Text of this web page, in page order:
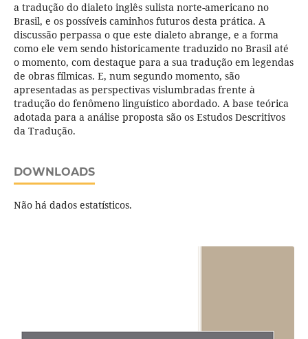
a tradução do dialeto inglês sulista norte-americano no
Brasil, e os possíveis caminhos futuros desta prática. A
discussão perpassa o que este dialeto abrange, e a forma
como ele vem sendo historicamente traduzido no Brasil até
o momento, com destaque para a sua tradução em legendas
de obras fílmicas. E, num segundo momento, são
apresentadas as perspectivas vislumbradas frente à
tradução do fenômeno linguístico abordado. A base teórica
adotada para a análise proposta são os Estudos Descritivos
da Tradução.
DOWNLOADS
Não há dados estatísticos.